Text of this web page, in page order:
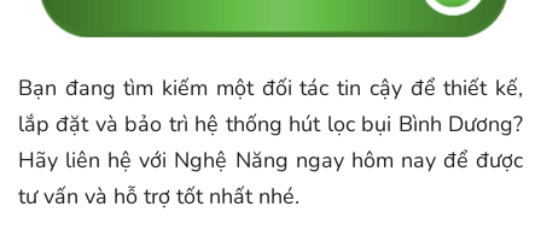
Bạn đang tìm kiếm một đối tác tin cậy để thiết kế,
lắp đặt và bảo trì hệ thống hút lọc bụi Bình Dương?
Hãy liên hệ với Nghệ Năng ngay hôm nay để được
tư vấn và hỗ trợ tốt nhất nhé.